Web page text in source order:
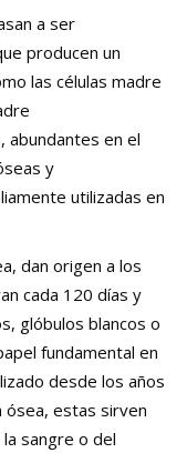
a ser
producen un
las células madre
abundantes en el
y
utilizadas en
dan origen a los
cada 120 días y
glóbulos blancos o
fundamental en
desde los años
estas sirven
sangre o del